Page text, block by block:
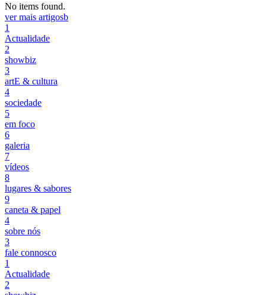
No items found.
ver mais artigosb
1
Actualidade
2
showbiz
3
artE & cultura
4
sociedade
5
em foco
6
galeria
7
vídeos
8
lugares & sabores
9
caneta & papel
4
sobre nós
3
fale connosco
1
Actualidade
2